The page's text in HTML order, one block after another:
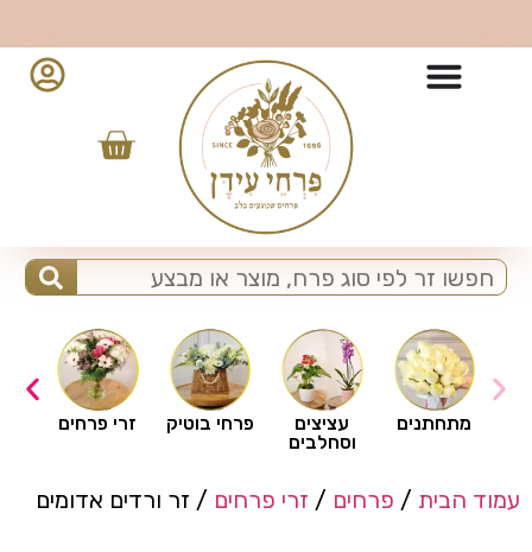
זרי פרחים פרחי בוטיק
עציצים
וסחלבים
מתחתנים
עמוד הבית / פרחים / זרי פרחים / זר ורדים אדומים